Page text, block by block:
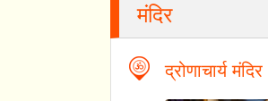
मंदिर
द्रोणाचार्य मंदिर